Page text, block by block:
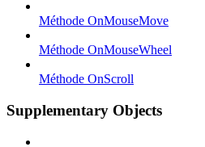
Méthode OnMouseMove
Méthode OnMouseWheel
Méthode OnScroll
Supplementary Objects